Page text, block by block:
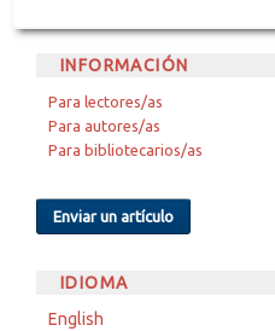
INFORMACIÓN
Para lectores/as
Para autores/as
Para bibliotecarios/as
Enviar un artículo
IDIOMA
English